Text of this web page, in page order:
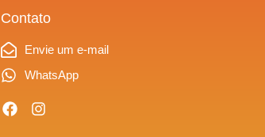
Contato
Envie um e-mail
WhatsApp